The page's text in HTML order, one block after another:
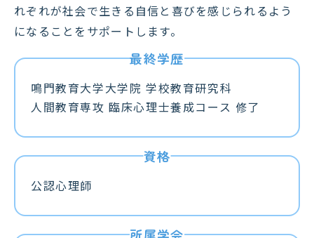
れぞれが社会で生きる自信と喜びを感じられるよう
になることをサポートします。
鳴門教育大学大学院 学校教育研究科
人間教育専攻 臨床心理士養成コース 修了
公認心理師